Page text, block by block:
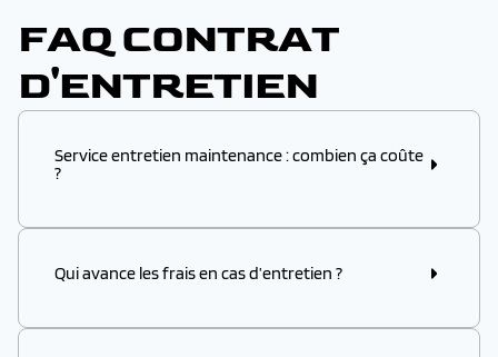
FAQ CONTRAT
D'ENTRETIEN
Service entretien maintenance : combien ça coûte
?
kilométrage, la marque et le segment du véhicule.
Pour un véhicule en segment N°1 (véhicules de
Qui avance les frais en cas d’entretien ?
Le garage fait la demande de prise en charge. Le